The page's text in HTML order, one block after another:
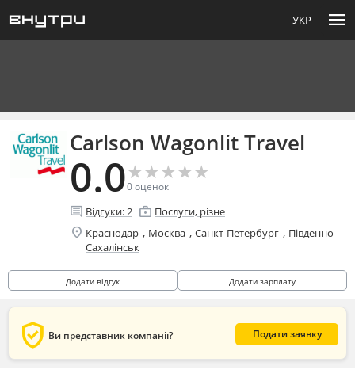
УКР menu
Carlson Wagonlit Travel
0.0★
★★
★★
★★
★★
★
0оценок
comment Відгуки:2 enterprise Послуги, різне
location_on Краснодар , Москва , Санкт-Петербург , Південно-
Сахалінськ
Додати відгук Додати зарплату
verified_user Ви представник компанії? Подати заявку